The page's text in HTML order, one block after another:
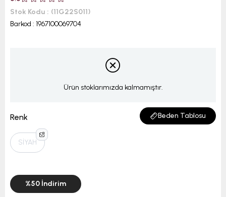
Stok Kodu
(11G22S011)
Barkod : 1967100069704
Ürün stoklarımızda kalmamıştır.
Renk Beden Tablosu
SİYAH
%50 İndirim